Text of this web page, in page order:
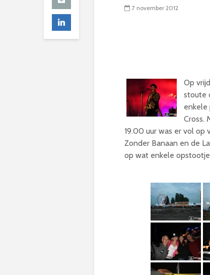
7 november 2012
Op
stoute
enkele
Cross.
19.00 uur was er vol op
Zonder Banaan en de
op wat enkele